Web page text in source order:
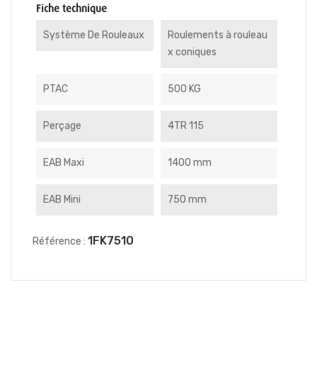
Fiche technique
Système De Rouleaux
Roulements à rouleau
x coniques
PTAC 500 KG
Perçage 4TR 115
EAB Maxi 1400 mm
EAB Mini 750 mm
Référence : 1FK7510